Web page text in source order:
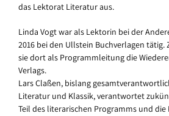
das Lektorat Literatur aus.
Linda Vogt war als Lektorin bei der
2016 bei den Ullstein Buchverlagen
sie dort als Programmleitung die
Verlags.
Lars Claßen, bislang
Literatur und Klassik, verantwortet
Teil des literarischen Programms und die